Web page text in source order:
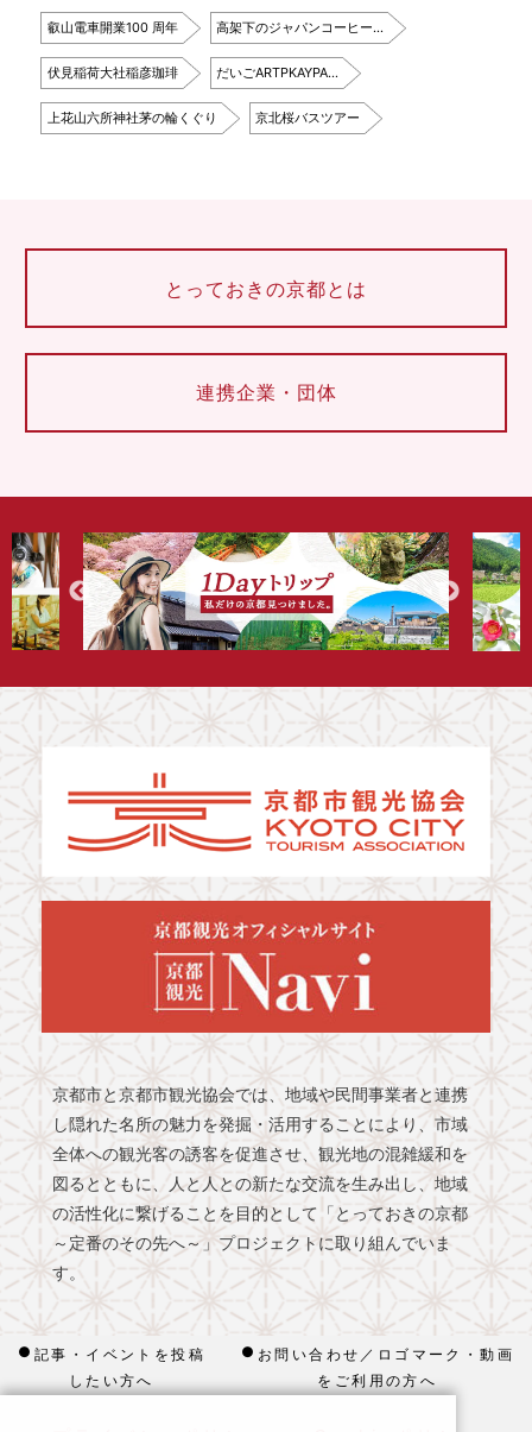
叡山電車開業100 周年 高架下のジャパンコーヒー…
伏見稲荷大社稲彦珈琲 だいごARTPKAYPA…
上花山六所神社茅の輪くぐり 京北桜バスツアー
とっておきの京都とは
連携企業・団体
京都市と京都市観光協会では、地域や民間事業者と連携
し隠れた名所の魅力を発掘・活用することにより、市域
全体への観光客の誘客を促進させ、観光地の混雑緩和を
図るとともに、人と人との新たな交流を生み出し、地域
の活性化に繋げることを目的として「とっておきの京都
～定番のその先へ～」プロジェクトに取り組んでいま
す。
記事・イベントを投稿
したい方へ
お問い合わせ／ロゴマーク・動画
をご利用の方へ